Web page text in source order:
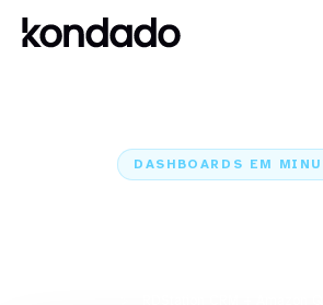
DASHBOARDS EM